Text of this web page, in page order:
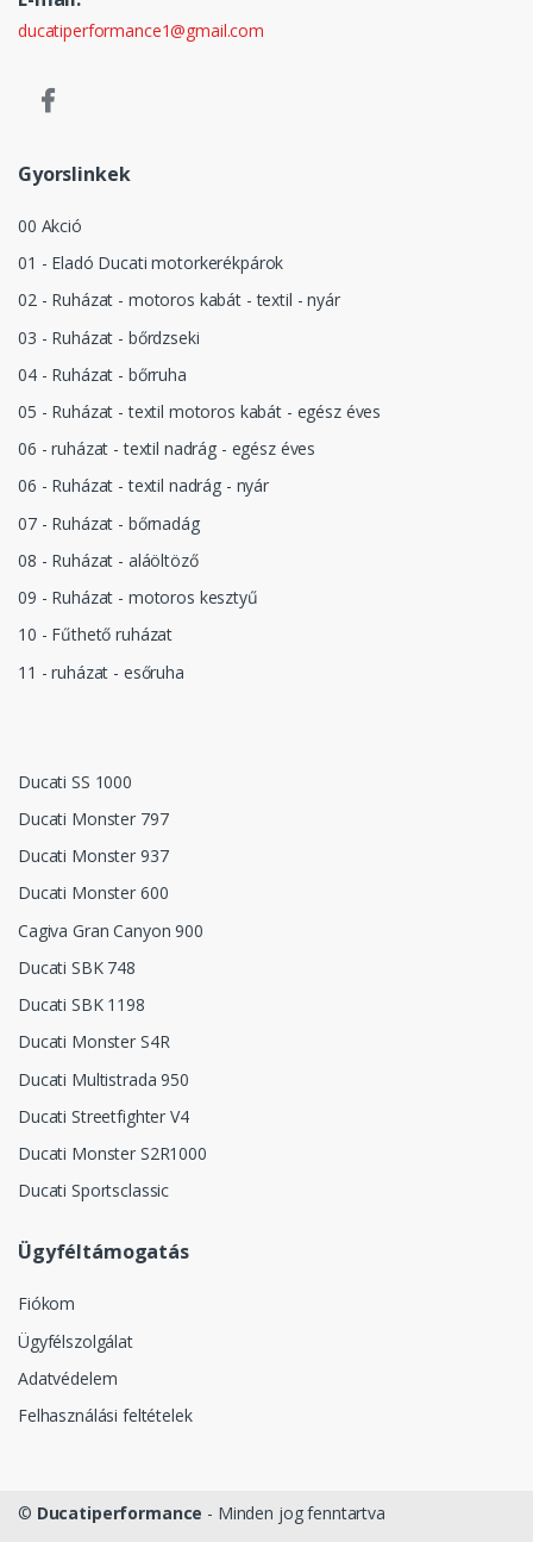
ducatiperformance1@gmail.com
Gyorslinkek
00 Akció
01 - Eladó Ducati motorkerékpárok
02 - Ruházat - motoros kabát - textil - nyár
03 - Ruházat - bőrdzseki
04 - Ruházat - bőrruha
05 - Ruházat - textil motoros kabát - egész éves
06 - ruházat - textil nadrág - egész éves
06 - Ruházat - textil nadrág - nyár
07 - Ruházat - bőrnadág
08 - Ruházat - aláöltöző
09 - Ruházat - motoros kesztyű
10 - Fűthető ruházat
11 - ruházat - esőruha
Ducati SS 1000
Ducati Monster 797
Ducati Monster 937
Ducati Monster 600
Cagiva Gran Canyon 900
Ducati SBK 748
Ducati SBK 1198
Ducati Monster S4R
Ducati Multistrada 950
Ducati Streetfighter V4
Ducati Monster S2R1000
Ducati Sportsclassic
Ügyféltámogatás
Fiókom
Ügyfélszolgálat
Adatvédelem
Felhasználási feltételek
© Ducatiperformance - Minden jog fenntartva